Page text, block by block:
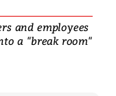
and employees
a "break room"